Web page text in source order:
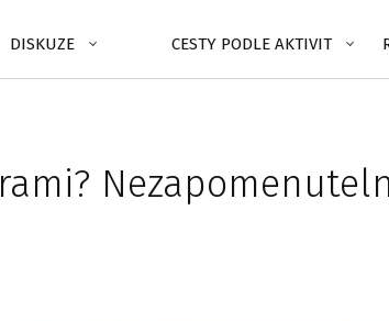
DISKUZE CESTY PODLE AKTIVIT